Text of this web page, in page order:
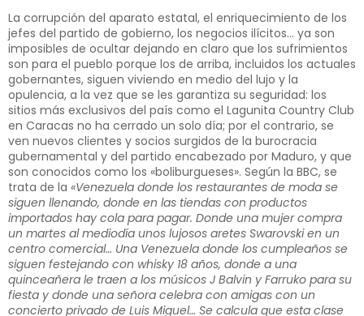
La corrupción del aparato estatal, el enriquecimiento de los
jefes del partido de gobierno, los negocios ilícitos… ya son
imposibles de ocultar dejando en claro que los sufrimientos
son para el pueblo porque los de arriba, incluidos los actuales
gobernantes, siguen viviendo en medio del lujo y la
opulencia, a la vez que se les garantiza su seguridad: los
sitios más exclusivos del país como el Lagunita Country Club
en Caracas no ha cerrado un solo día; por el contrario, se
ven nuevos clientes y socios surgidos de la burocracia
gubernamental y del partido encabezado por Maduro, y que
son conocidos como los «boliburgueses». Según la BBC, se
trata de la «Venezuela donde los restaurantes de moda se
siguen llenando, donde en las tiendas con productos
importados hay cola para pagar. Donde una mujer compra
un martes al mediodía unos lujosos aretes Swarovski en un
centro comercial… Una Venezuela donde los cumpleaños se
siguen festejando con whisky 18 años, donde a una
quinceañera le traen a los músicos J Balvin y Farruko para su
fiesta y donde una señora celebra con amigas con un
concierto privado de Luis Miguel… Se calcula que esta clase